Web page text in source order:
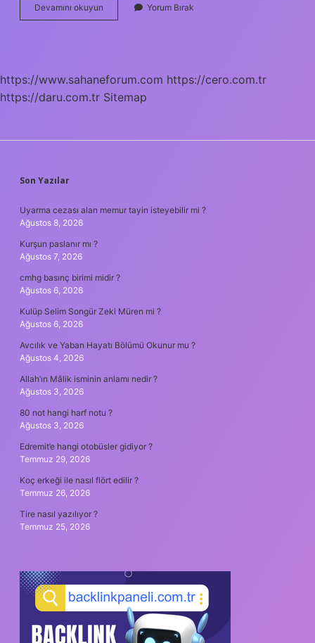
Devamını okuyun Ardahanda
Aşiret
Yorum Bırak
https://www.sahaneforum.com https://cero.com.tr
https://daru.com.tr Sitemap
SIDEBAR
Son Yazılar
Uyarma cezası alan memur tayin isteyebilir mi ?
Ağustos 8, 2026
Kurşun paslanır mı ?
Ağustos 7, 2026
cmhg basınç birimi midir ?
Ağustos 6, 2026
Kulüp Selim Songür Zeki Müren mi ?
Ağustos 6, 2026
Avcılık ve Yaban Hayatı Bölümü Okunur mu ?
Ağustos 4, 2026
Allah’ın Mâlik isminin anlamı nedir ?
Ağustos 3, 2026
80 not hangi harf notu ?
Ağustos 3, 2026
Edremit’e hangi otobüsler gidiyor ?
Temmuz 29, 2026
Koç erkeği ile nasıl flört edilir ?
Temmuz 26, 2026
Tire nasıl yazılıyor ?
Temmuz 25, 2026